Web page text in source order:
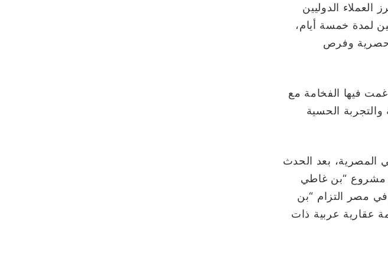
العملاء الدوليين
لمدة خمسة أيام،
حصرية وفرص
فيها الفخامة مع
الحسية
المصرية، بعد الحدث
شهد إطلاق مشروع “بن غاطي
مصر التزام “بن
عقارية عربية ذات